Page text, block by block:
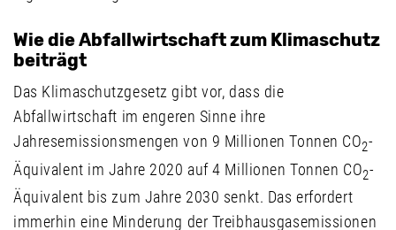
Wie die Abfallwirtschaft zum Klimaschutz
beiträgt
Das Klimaschutzgesetz gibt vor, dass die
Abfallwirtschaft im engeren Sinne ihre
Jahresemissionsmengen von 9 Millionen Tonnen CO2-
Äquivalent im Jahre 2020 auf 4 Millionen Tonnen CO2-
Äquivalent bis zum Jahre 2030 senkt. Das erfordert
immerhin eine Minderung der Treibhausgasemissionen